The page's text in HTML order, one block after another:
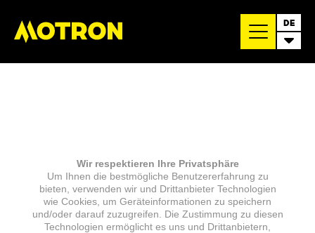
DE
Wir respektieren Ihre Privatsphäre
Um Ihnen die bestmögliche Benutzererfahrung zu
bieten, verwenden wir und Drittanbieter Technologien
wie Cookies, um Geräteinformationen zu speichern
und/oder darauf zuzugreifen. Die Zustimmung zu diesen
Technologien ermöglicht es uns und Drittanbietern,